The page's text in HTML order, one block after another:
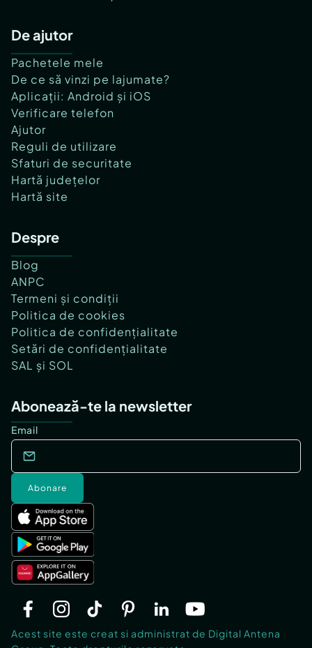
De ajutor
Pachetele mele
De ce să vinzi pe lajumate?
Aplicații: Android și iOS
Verificare telefon
Ajutor
Reguli de utilizare
Sfaturi de securitate
Hartă județelor
Hartă site
Despre
Blog
ANPC
Termeni și condiții
Politica de cookies
Politica de confidențialitate
Setări de confidențialitate
SAL și SOL
Abonează-te la newsletter
Email
Abonare
Acest site este creat si administrat de Digital Antena